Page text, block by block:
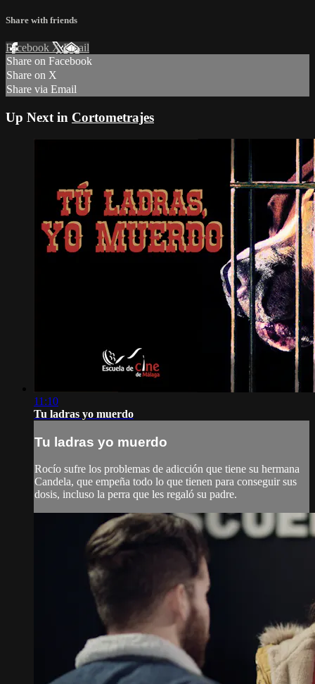
Share with friends
Facebook XEmail
Share on Facebook
Share on X
Share via Email
Up Next in Cortometrajes
11:10
Tu ladras yo muerdo
Tu ladras yo muerdo
Rocío sufre los problemas de adicción que tiene su hermana
Candela, que empeña todo lo que tienen para conseguir sus
dosis, incluso la perra que les regaló su padre.